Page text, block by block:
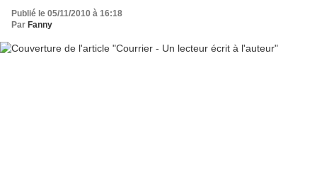
Publié le 05/11/2010 à 16:18
Par Fanny